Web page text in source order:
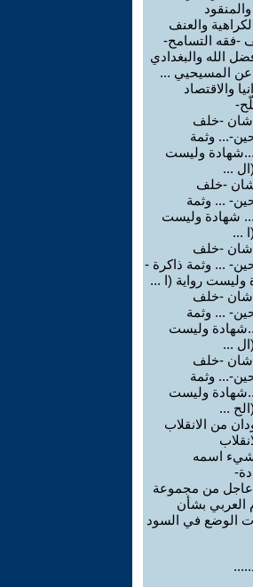
والمنقود
والعنف
-فقه التسامح-
الله والبغدادي
عن المسيحيي ...
والاقتصاد
-خلف
... وثمة
وليست
...
-خلف
... وثمة
شهادة وليست
...
-خلف
... وثمة ذاكرة -
وليست رواية (ا ...
-خلف
... وثمة
وليست
...
-خلف
... وثمة
وليست
...
من الانقلاب
اسمه
عاجل من مجموعة
العربي بشأن
الوضع في السود